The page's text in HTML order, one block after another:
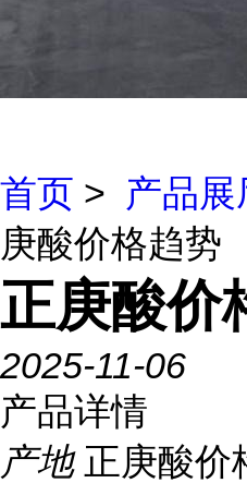
首页 > 产品展
庚酸价格趋势
正庚酸价
2025-11-06
产品详情
产地 正庚酸价